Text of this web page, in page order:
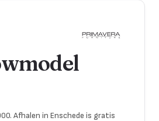
Afhalen in Enschede is gratis